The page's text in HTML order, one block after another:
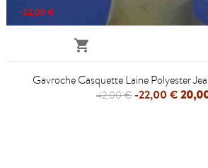
-22,00 €

Gavroche Casquette Laine Polyester
42,00 € -22,00 €